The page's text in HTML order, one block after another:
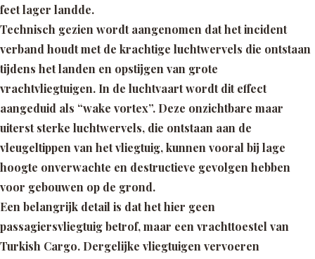
feet lager landde.
Technisch gezien wordt aangenomen dat het incident
verband houdt met de krachtige luchtwervels die ontstaan
tijdens het landen en opstijgen van grote
vrachtvliegtuigen. In de luchtvaart wordt dit effect
aangeduid als “wake vortex”. Deze onzichtbare maar
uiterst sterke luchtwervels, die ontstaan aan de
vleugeltippen van het vliegtuig, kunnen vooral bij lage
hoogte onverwachte en destructieve gevolgen hebben
voor gebouwen op de grond.
Een belangrijk detail is dat het hier geen
passagiersvliegtuig betrof, maar een vrachttoestel van
Turkish Cargo. Dergelijke vliegtuigen vervoeren